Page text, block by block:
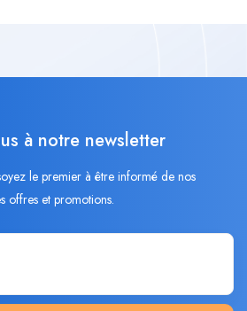
à notre newsletter
le premier à être informé de nos
offres et promotions.